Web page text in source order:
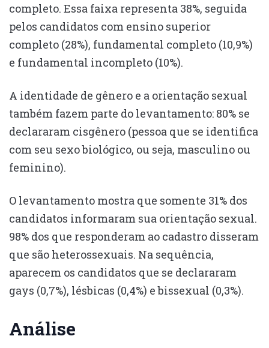
completo. Essa faixa representa 38%, seguida
pelos candidatos com ensino superior
completo (28%), fundamental completo (10,9%)
e fundamental incompleto (10%).
A identidade de gênero e a orientação sexual
também fazem parte do levantamento: 80% se
declararam cisgênero (pessoa que se identifica
com seu sexo biológico, ou seja, masculino ou
feminino).
O levantamento mostra que somente 31% dos
candidatos informaram sua orientação sexual.
98% dos que responderam ao cadastro disseram
que são heterossexuais. Na sequência,
aparecem os candidatos que se declararam
gays (0,7%), lésbicas (0,4%) e bissexual (0,3%).
Análise